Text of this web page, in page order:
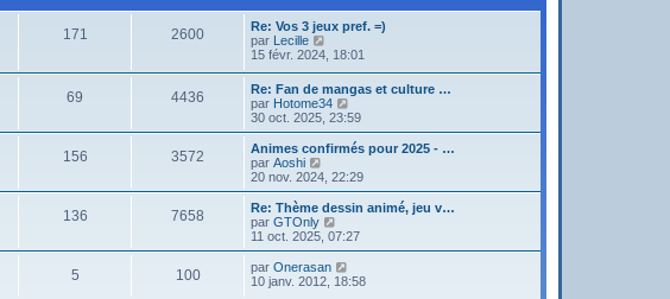
s
a
g
e
i
e
s
s
d
e
n
i
e
r
m
s
a
g
171 2600
Re: Vos 3 jeux pref. =)
par Lecille
l
e
d
e
r
i
e
r
m
e
s
s
a
15 févr. 2024, 18:01
69 4436
Re: Fan de mangas et culture …
par Hotome34
o
i
r
e
e
r
n
i
m
30 oct. 2025, 23:59
156 3572
Animes confirmés pour 2025 - …
par Aoshi
o
i
r
l
e
d
r
n
20 nov. 2024, 22:29
136 7658
Re: Thème dessin animé, jeu v…
par GTOnly
o
i
r
l
11 oct. 2025, 07:27
5 100 par Onerasan
o
10 janv. 2012, 18:58